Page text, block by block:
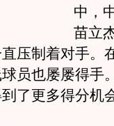
中，
苗立
压制着对手。
员也屡屡得手
了更多得分机